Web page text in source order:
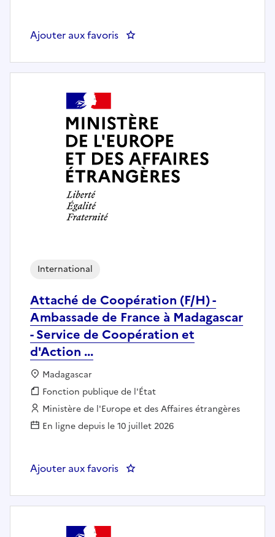
Ajouter aux favoris : Attaché de coopération (F/H)
Attaché de Coopération (F/H) -
Ambassade de France à Madagascar
- Service de Coopération et
d'Action ...
International
Localisation :
Madagascar
Fonction publique :
Fonction publique de l'État
Employeur :
Ministère de l'Europe et des Affaires étrangères
En ligne depuis le 10 juillet 2026
Ajouter aux favoris : Attaché de Coopération (F/H)